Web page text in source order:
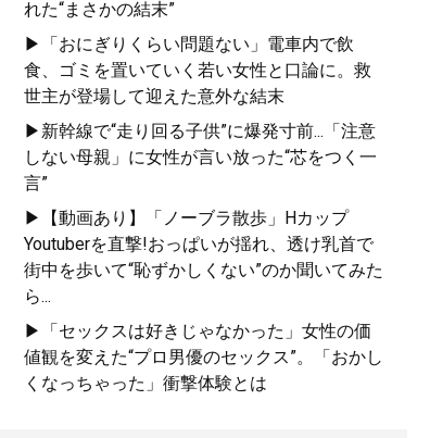
れた“まさかの結末”
▶「おにぎりくらい問題ない」電車内で飲
食、ゴミを置いていく若い女性と口論に。救
世主が登場して迎えた意外な結末
▶新幹線で“走り回る子供”に爆発寸前...「注意
しない母親」に女性が言い放った“芯をつく一
言”
▶【動画あり】「ノーブラ散歩」Hカップ
Youtuberを直撃!おっぱいが揺れ、透け乳首で
街中を歩いて“恥ずかしくない”のか聞いてみた
ら...
▶「セックスは好きじゃなかった」女性の価
値観を変えた“プロ男優のセックス”。「おかし
くなっちゃった」衝撃体験とは